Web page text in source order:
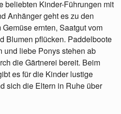
beliebten Kinder-Führungen mit
Anhänger geht es zu den
ernten, Saatgut vom
Blumen pflücken. Paddelboote
und liebe Ponys stehen ab
die Gärtnerei bereit. Beim
es für die Kinder lustige
sich die Eltern in Ruhe über